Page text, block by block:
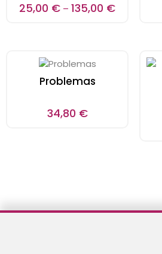
25,00 € – 135,00 €
Problemas
34,80 €